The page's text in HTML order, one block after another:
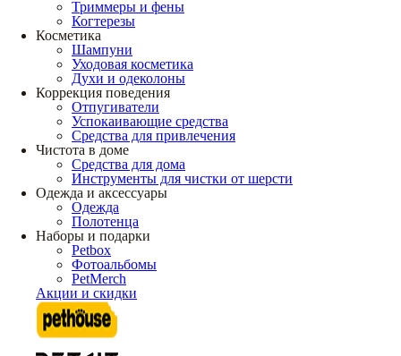
Триммеры и фены
Когтерезы
Косметика
Шампуни
Уходовая косметика
Духи и одеколоны
Коррекция поведения
Отпугиватели
Успокаивающие средства
Средства для привлечения
Чистота в доме
Средства для дома
Инструменты для чистки от шерсти
Одежда и аксессуары
Одежда
Полотенца
Наборы и подарки
Petbox
Фотоальбомы
PetMerch
Акции и скидки